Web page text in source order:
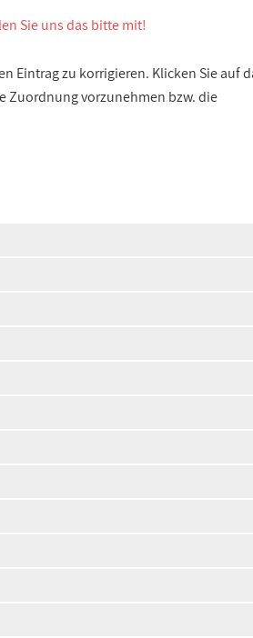
Sie uns das bitte mit!
Eintrag zu korrigieren. Klicken Sie auf
Zuordnung vorzunehmen bzw. die